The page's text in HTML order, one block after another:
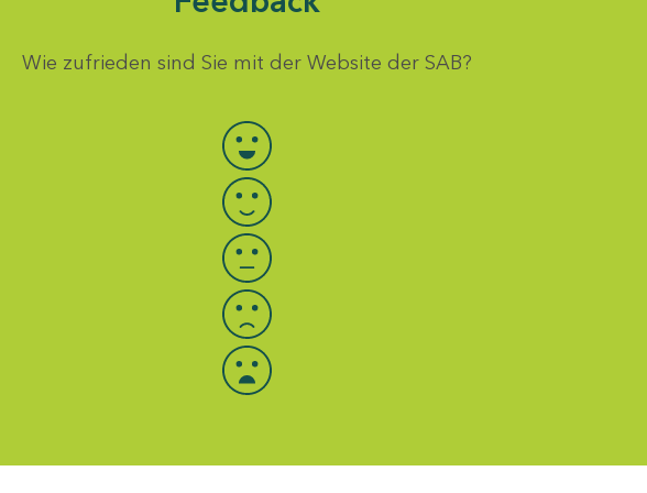
Wie zufrieden sind Sie mit der Website der SAB?
Bewertung auswählen